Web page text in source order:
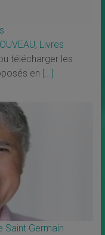
, Livres
télécharger les
en […]
Saint Germain